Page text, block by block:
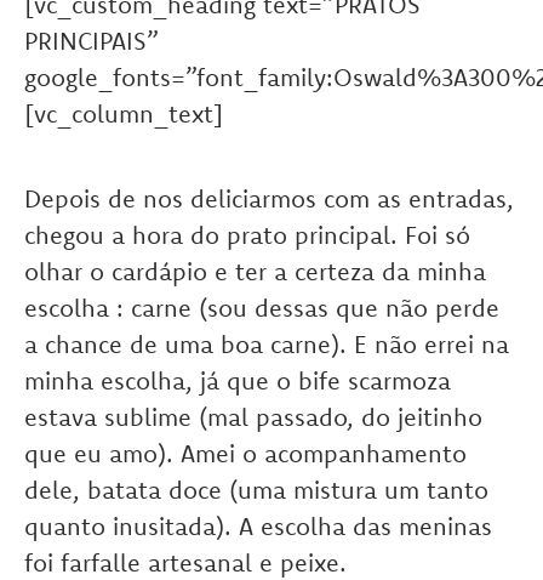
PRINCIPAIS”
[vc_column_text]
Depois de nos deliciarmos com as entradas,
chegou a hora do prato principal. Foi só
olhar o cardápio e ter a certeza da minha
escolha : carne (sou dessas que não perde
a chance de uma boa carne). E não errei na
minha escolha, já que o bife scarmoza
estava sublime (mal passado, do jeitinho
que eu amo). Amei o acompanhamento
dele, batata doce (uma mistura um tanto
quanto inusitada). A escolha das meninas
foi farfalle artesanal e peixe.